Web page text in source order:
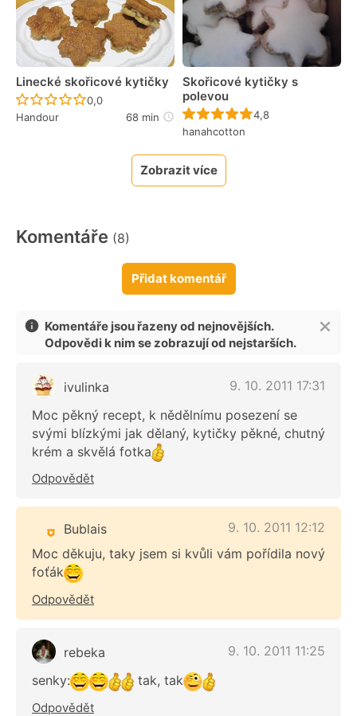
Linecké skořicové kytičky
Recept ještě nebyl hodnocen
0,0
Handour
68 min
Skořicové kytičky s
polevou
Recept ještě nebyl
4,8
hanahcotton
Zobrazit více
Komentáře (8)
Přidat komentář
Komentáře jsou řazeny od nejnovějších.
Odpovědi k nim se zobrazují od nejstarších.
ivulinka
9. 10. 2011 17:31
Moc pěkný recept, k nědělnímu posezení se
svými blízkými jak dělaný, kytičky pěkné, chutný
krém a skvělá fotka
Odpovědět
Bublais
9. 10. 2011 12:12
Moc děkuju, taky jsem si kvůli vám pořídila nový
foťák
Odpovědět
rebeka
9. 10. 2011 11:25
senky:
tak, tak
Odpovědět